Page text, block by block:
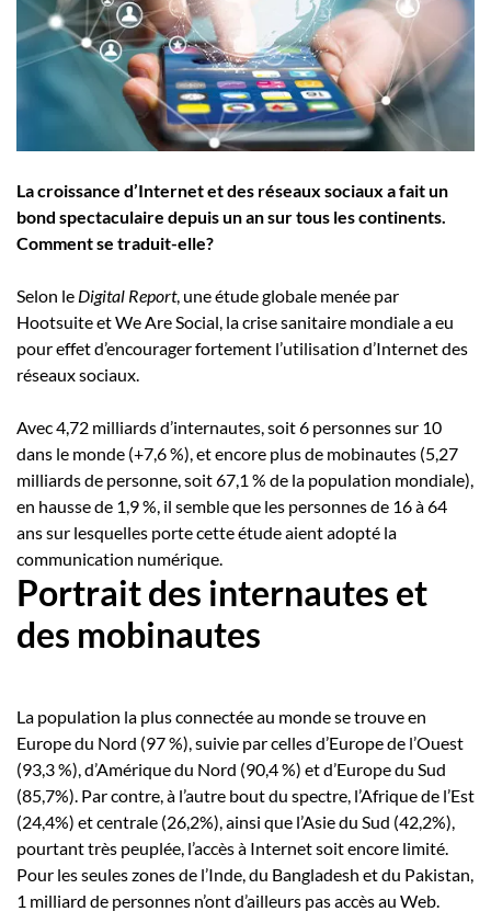
Employeurs
Publiez une offre d'emploi
La croissance d’Internet et des réseaux sociaux a fait un
bond spectaculaire depuis un an sur tous les continents.
Comment se traduit-elle?
Selon le Digital Report, une étude globale menée par
Hootsuite et We Are Social, la crise sanitaire mondiale a eu
pour effet d’encourager fortement l’utilisation d’Internet des
réseaux sociaux.
Avec 4,72 milliards d’internautes, soit 6 personnes sur 10
dans le monde (+7,6 %), et encore plus de mobinautes (5,27
milliards de personne, soit 67,1 % de la population mondiale),
en hausse de 1,9 %, il semble que les personnes de 16 à 64
ans sur lesquelles porte cette étude aient adopté la
communication numérique.
Portrait des internautes et
des mobinautes
La population la plus connectée au monde se trouve en
Europe du Nord (97 %), suivie par celles d’Europe de l’Ouest
(93,3 %), d’Amérique du Nord (90,4 %) et d’Europe du Sud
(85,7%). Par contre, à l’autre bout du spectre, l’Afrique de l’Est
(24,4%) et centrale (26,2%), ainsi que l’Asie du Sud (42,2%),
pourtant très peuplée, l’accès à Internet soit encore limité.
Pour les seules zones de l’Inde, du Bangladesh et du Pakistan,
1 milliard de personnes n’ont d’ailleurs pas accès au Web.